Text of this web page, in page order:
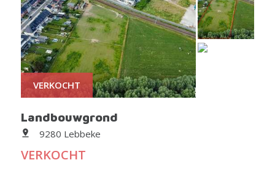
VERKOCHT
Landbouwgrond
9280 Lebbeke
VERKOCHT